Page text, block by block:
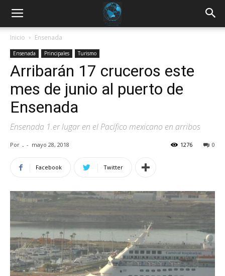
Inicio Ensenada
Ensenada Principales Turismo
Arribarán 17 cruceros este
mes de junio al puerto de
Ensenada
Ensenada 1.er lugar en el Pacífico mexicano en arribos
Por . - mayo 28, 2018 0
1276
Facebook Twitter